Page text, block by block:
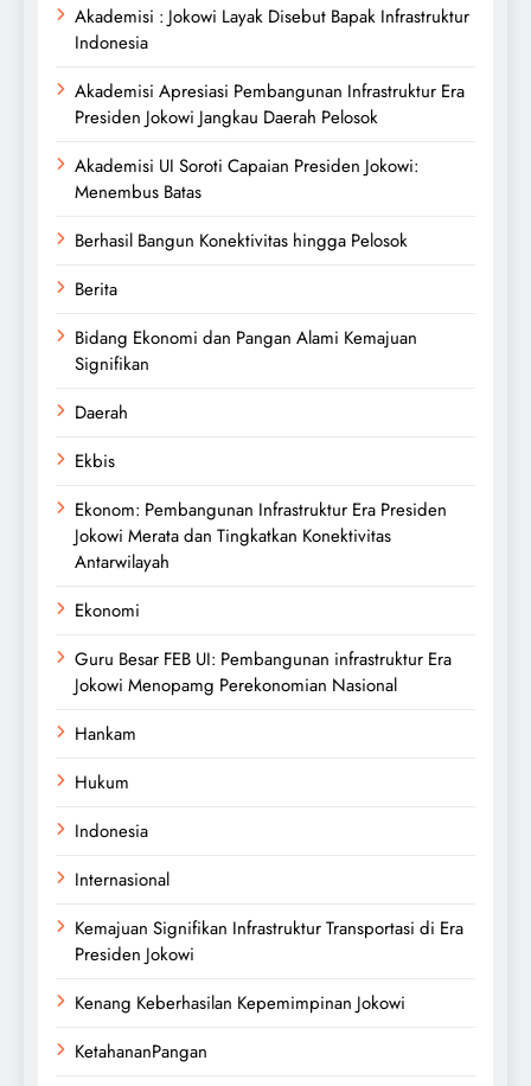
Akademisi : Jokowi Layak Disebut Bapak Infrastruktur
Indonesia
Akademisi Apresiasi Pembangunan Infrastruktur Era
Presiden Jokowi Jangkau Daerah Pelosok
Akademisi UI Soroti Capaian Presiden Jokowi:
Menembus Batas
Berhasil Bangun Konektivitas hingga Pelosok
Berita
Bidang Ekonomi dan Pangan Alami Kemajuan
Signifikan
Daerah
Ekbis
Ekonom: Pembangunan Infrastruktur Era Presiden
Jokowi Merata dan Tingkatkan Konektivitas
Antarwilayah
Ekonomi
Guru Besar FEB UI: Pembangunan infrastruktur Era
Jokowi Menopamg Perekonomian Nasional
Hankam
Hukum
Indonesia
Internasional
Kemajuan Signifikan Infrastruktur Transportasi di Era
Presiden Jokowi
Kenang Keberhasilan Kepemimpinan Jokowi
KetahananPangan